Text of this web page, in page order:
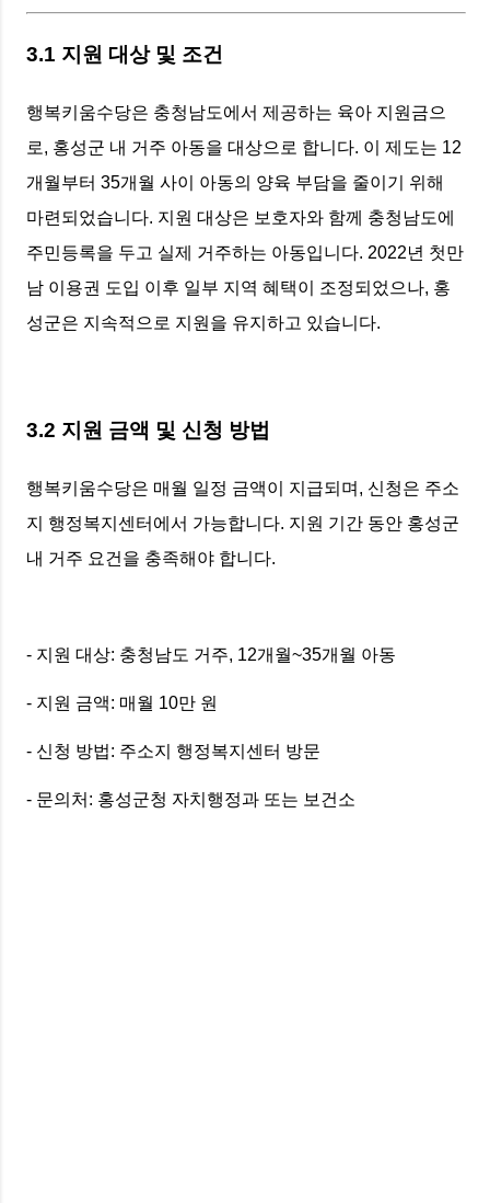
3.1 지원 대상 및 조건
행복키움수당은 충청남도에서 제공하는 육아 지원금으
로, 홍성군 내 거주 아동을 대상으로 합니다. 이 제도는 12
개월부터 35개월 사이 아동의 양육 부담을 줄이기 위해
마련되었습니다. 지원 대상은 보호자와 함께 충청남도에
주민등록을 두고 실제 거주하는 아동입니다. 2022년 첫만
남 이용권 도입 이후 일부 지역 혜택이 조정되었으나, 홍
성군은 지속적으로 지원을 유지하고 있습니다.
3.2 지원 금액 및 신청 방법
행복키움수당은 매월 일정 금액이 지급되며, 신청은 주소
지 행정복지센터에서 가능합니다. 지원 기간 동안 홍성군
내 거주 요건을 충족해야 합니다.
- 지원 대상: 충청남도 거주, 12개월~35개월 아동
- 지원 금액: 매월 10만 원
- 신청 방법: 주소지 행정복지센터 방문
- 문의처: 홍성군청 자치행정과 또는 보건소